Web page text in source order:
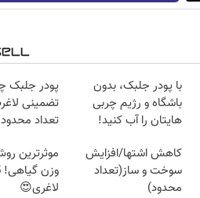
با پودر جلبک، بدون
باشگاه و رژیم چربی
هایتان را آب کنید!
پودر جلبک
تضمینی
تعداد محدود
کاهش اشتها/افزایش
سوخت و ساز(تعداد
محدود)
موثرترین
لاغری😍